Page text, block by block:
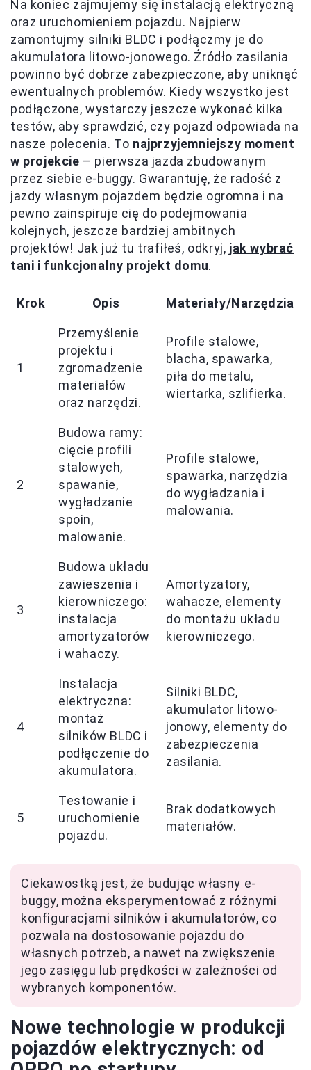
Na koniec zajmujemy się instalacją elektryczną
oraz uruchomieniem pojazdu. Najpierw
zamontujmy silniki BLDC i podłączmy je do
akumulatora litowo-jonowego. Źródło zasilania
powinno być dobrze zabezpieczone, aby uniknąć
ewentualnych problemów. Kiedy wszystko jest
podłączone, wystarczy jeszcze wykonać kilka
testów, aby sprawdzić, czy pojazd odpowiada na
nasze polecenia. To najprzyjemniejszy moment
w projekcie – pierwsza jazda zbudowanym
przez siebie e-buggy. Gwarantuję, że radość z
jazdy własnym pojazdem będzie ogromna i na
pewno zainspiruje cię do podejmowania
kolejnych, jeszcze bardziej ambitnych
projektów! Jak już tu trafiłeś, odkryj, jak wybrać
tani i funkcjonalny projekt domu.
Krok Opis Materiały/Narzędzia
1
Przemyślenie
projektu i
zgromadzenie
materiałów
oraz narzędzi.
Profile stalowe,
blacha, spawarka,
piła do metalu,
wiertarka, szlifierka.
2
Budowa ramy:
cięcie profili
stalowych,
spawanie,
wygładzanie
spoin,
malowanie.
Profile stalowe,
spawarka, narzędzia
do wygładzania i
malowania.
3
Budowa układu
zawieszenia i
kierowniczego:
instalacja
amortyzatorów
i wahaczy.
Amortyzatory,
wahacze, elementy
do montażu układu
kierowniczego.
4
Instalacja
elektryczna:
montaż
silników BLDC i
podłączenie do
akumulatora.
Silniki BLDC,
akumulator litowo-
jonowy, elementy do
zabezpieczenia
zasilania.
5
Testowanie i
uruchomienie
pojazdu.
Brak dodatkowych
materiałów.
Ciekawostką jest, że budując własny e-
buggy, można eksperymentować z różnymi
konfiguracjami silników i akumulatorów, co
pozwala na dostosowanie pojazdu do
własnych potrzeb, a nawet na zwiększenie
jego zasięgu lub prędkości w zależności od
wybranych komponentów.
Nowe technologie w produkcji
pojazdów elektrycznych: od